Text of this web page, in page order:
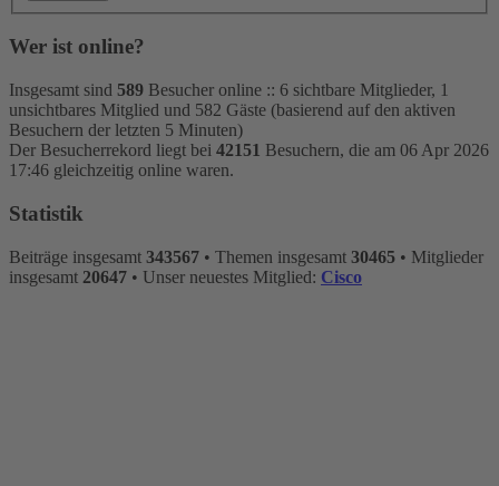
Wer ist online?
Insgesamt sind 589 Besucher online :: 6 sichtbare Mitglieder, 1
unsichtbares Mitglied und 582 Gäste (basierend auf den aktiven
Besuchern der letzten 5 Minuten)
Der Besucherrekord liegt bei 42151 Besuchern, die am 06 Apr 2026
17:46 gleichzeitig online waren.
Statistik
Beiträge insgesamt 343567 • Themen insgesamt 30465 • Mitglieder
insgesamt 20647 • Unser neuestes Mitglied: Cisco